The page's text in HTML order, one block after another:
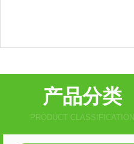
产品分类
PRODUCT CLASSIFICATION